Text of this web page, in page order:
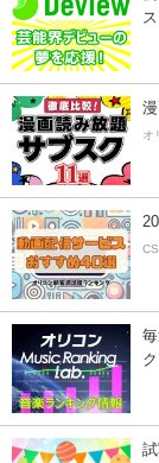
オ
ク